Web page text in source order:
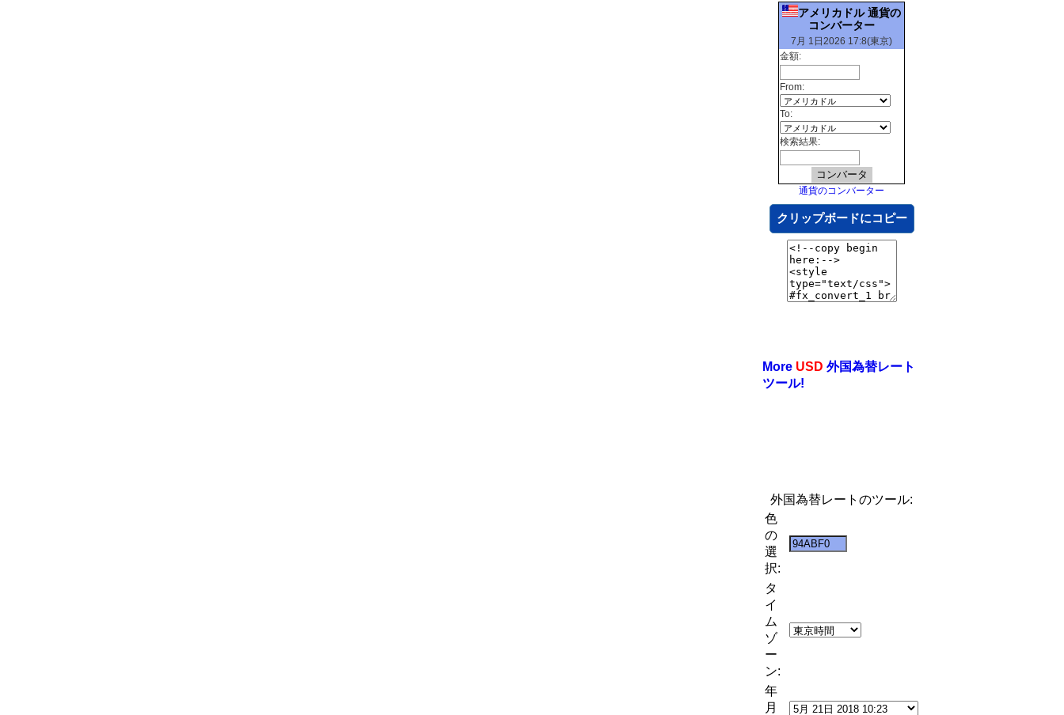
アメリカドル 通貨の
コンバーター
7月 1日2026 17:8(東京)
金額:
From:
To:
検索結果:
通貨のコンバーター
クリップボードにコピー
More USD 外国為替レート
ツール!
外国為替レートのツール:
色
の
選
択:
タ
イ
ム
ゾ
ー
ン:
年
月